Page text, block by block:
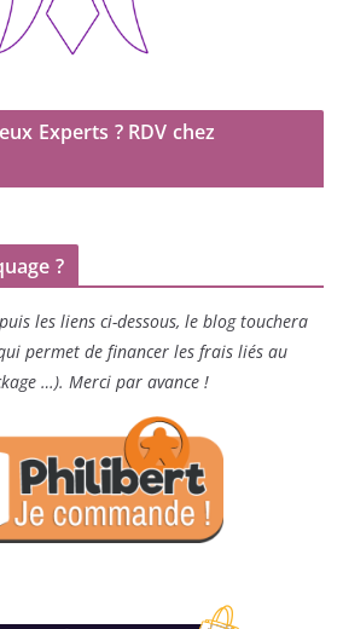
Experts ? RDV chez
?
les liens ci-dessous, le blog touchera
permet de financer les frais liés au
…). Merci par avance !